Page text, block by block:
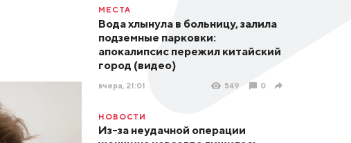
МЕСТА
Вода хлынула в больницу, залила
подземные парковки:
апокалипсис пережил китайский
город (видео)
вчера, 21:01 549 0
НОВОСТИ
Из-за неудачной операции